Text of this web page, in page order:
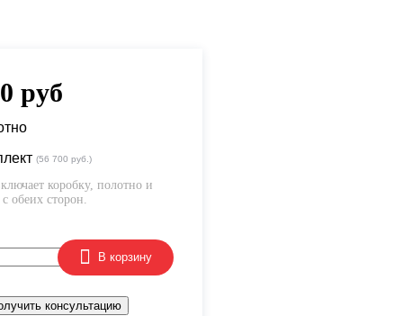
руб
(56 700 руб.)
коробку, полотно и
обеих сторон.
В корзину
консультацию